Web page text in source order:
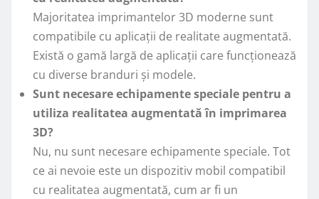
Majoritatea imprimantelor 3D moderne sunt
compatibile cu aplicații de realitate augmentată.
Există o gamă largă de aplicații care funcționează
cu diverse branduri și modele.
Sunt necesare echipamente speciale pentru a
utiliza realitatea augmentată în imprimarea
3D?
Nu, nu sunt necesare echipamente speciale. Tot
ce ai nevoie este un dispozitiv mobil compatibil
cu realitatea augmentată, cum ar fi un